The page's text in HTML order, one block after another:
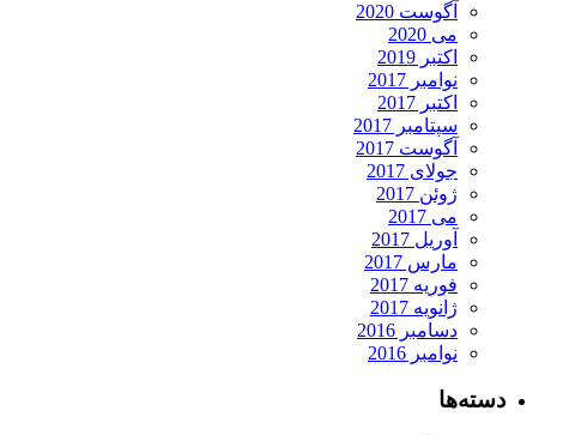
آگوست 2020
می 2020
اکتبر 2019
نوامبر 2017
اکتبر 2017
سپتامبر 2017
آگوست 2017
جولای 2017
ژوئن 2017
می 2017
آوریل 2017
مارس 2017
فوریه 2017
ژانویه 2017
دسامبر 2016
نوامبر 2016
دسته‌ها